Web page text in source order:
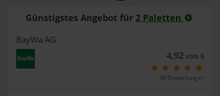
Günstigstes Angebot für 2 Paletten
BayWa AG
4,92von 5
48 Bewertungen